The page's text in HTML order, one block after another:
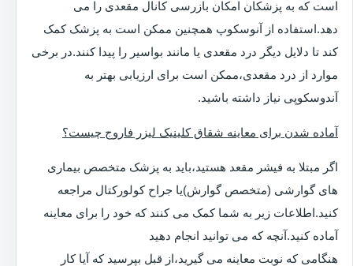
است که به پزشکان امکان بازرسی کانال مقعدی را می
دهد.استفاده از آنوسکوپ همچنین ممکن است به پزشک کمک
کند تا دلایل دیگر درد مقعدی یا مانند بواسیر را پیدا کنند.در برخی
موارد از درد مقعدی،ممکن است برای ارزیابی بهتر به
آندوسکوپی نیاز داشته باشید.
آماده شدن برای معاینه شقاق کلینیک لیزر فاروج چیست؟
اگر مبتلا به فیشر مقعد هستید،باید به پزشک متخصص بیماری
های گوارشی (متخصص گوارش)یا جراح کولورکتال مراجعه
کنید.اطلاعات زیر به شما کمک می کنند که خود را برای معاینه
آماده کنید.آنچه که می توانید انجام دهید
هنگامی که نوبت معاینه می گیرید،از قبل بپرسید که آیا کار